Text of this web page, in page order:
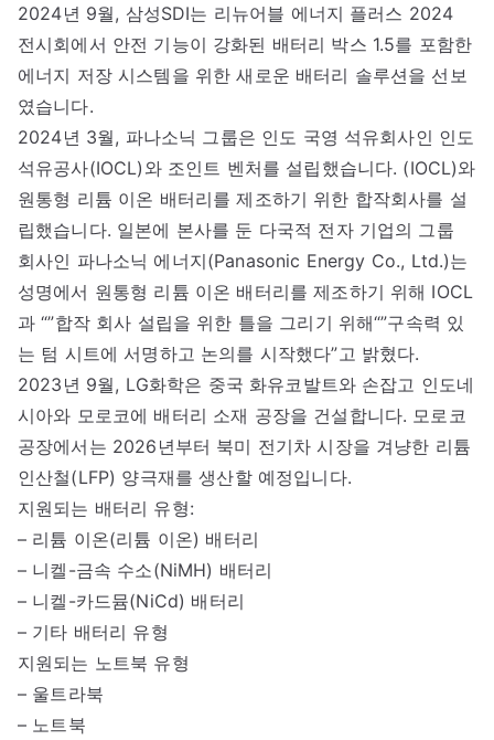
2024년 9월, 삼성SDI는 리뉴어블 에너지 플러스 2024
전시회에서 안전 기능이 강화된 배터리 박스 1.5를 포함한
에너지 저장 시스템을 위한 새로운 배터리 솔루션을 선보
였습니다.
2024년 3월, 파나소닉 그룹은 인도 국영 석유회사인 인도
석유공사(IOCL)와 조인트 벤처를 설립했습니다. (IOCL)와
원통형 리튬 이온 배터리를 제조하기 위한 합작회사를 설
립했습니다. 일본에 본사를 둔 다국적 전자 기업의 그룹
회사인 파나소닉 에너지(Panasonic Energy Co., Ltd.)는
성명에서 원통형 리튬 이온 배터리를 제조하기 위해 IOCL
과 “”합작 회사 설립을 위한 틀을 그리기 위해“”구속력 있
는 텀 시트에 서명하고 논의를 시작했다”고 밝혔다.
2023년 9월, LG화학은 중국 화유코발트와 손잡고 인도네
시아와 모로코에 배터리 소재 공장을 건설합니다. 모로코
공장에서는 2026년부터 북미 전기차 시장을 겨냥한 리튬
인산철(LFP) 양극재를 생산할 예정입니다.
지원되는 배터리 유형:
– 리튬 이온(리튬 이온) 배터리
– 니켈-금속 수소(NiMH) 배터리
– 니켈-카드뮴(NiCd) 배터리
– 기타 배터리 유형
지원되는 노트북 유형
– 울트라북
– 노트북